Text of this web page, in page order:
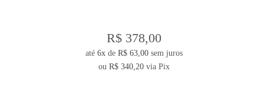
R$ 378,00
até 6xde R$ 63,00 sem juros
ou R$ 340,20via Pix